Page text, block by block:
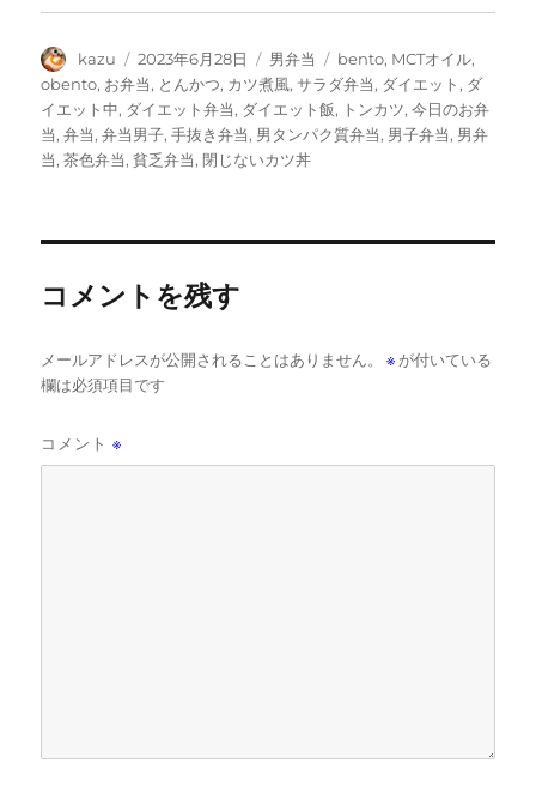
投
稿
者
kazu
投
稿
日:
2023年6月28日
カ
テ
ゴ
リ
ー
男弁当
タ
グ
bento, MCTオイル,
obento, お弁当, とんかつ, カツ煮風,サラダ弁当, ダイエット, ダ
イエット中, ダイエット弁当, ダイエット飯, トンカツ,今日のお弁
当,弁当,弁当男子,手抜き弁当, 男タンパク質弁当, 男子弁当, 男弁
当,茶色弁当,貧乏弁当, 閉じないカツ丼
コメントを残す
メールアドレスが公開されることはありません。 ※ が付いている
欄は必須項目です
コメント※